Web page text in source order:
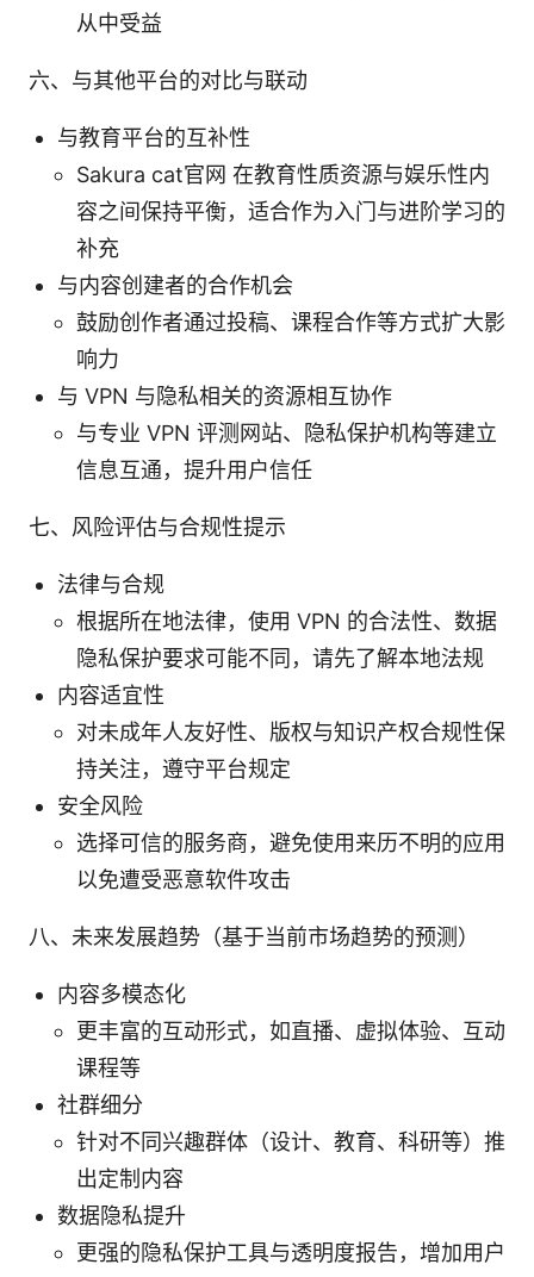
从中受益
六、与其他平台的对比与联动
与教育平台的互补性
Sakura cat官网 在教育性质资源与娱乐性内
容之间保持平衡，适合作为入门与进阶学习的
补充
与内容创建者的合作机会
鼓励创作者通过投稿、课程合作等方式扩大影
响力
与 VPN 与隐私相关的资源相互协作
与专业 VPN 评测网站、隐私保护机构等建立
信息互通，提升用户信任
七、风险评估与合规性提示
法律与合规
根据所在地法律，使用 VPN 的合法性、数据
隐私保护要求可能不同，请先了解本地法规
内容适宜性
对未成年人友好性、版权与知识产权合规性保
持关注，遵守平台规定
安全风险
选择可信的服务商，避免使用来历不明的应用
以免遭受恶意软件攻击
八、未来发展趋势（基于当前市场趋势的预测）
内容多模态化
更丰富的互动形式，如直播、虚拟体验、互动
课程等
社群细分
针对不同兴趣群体（设计、教育、科研等）推
出定制内容
数据隐私提升
更强的隐私保护工具与透明度报告，增加用户